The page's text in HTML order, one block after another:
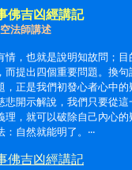
佛吉凶經講記
法師講述
情，也就是說明知故問；目
而提出四個重要問題。換句
，正是我們初發心者心中的
悲開示解說，我們只要從這
理，就可以破除自己內心的
自然就能明了。‧‧‧
佛吉凶經講記